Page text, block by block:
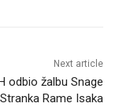
Next article
odbio žalbu Snage
Rame Isaka